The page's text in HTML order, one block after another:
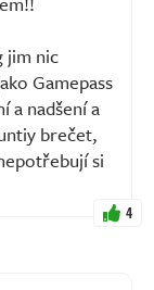
jim nic
Gamepass
a nadšení a
brečet,
si
4